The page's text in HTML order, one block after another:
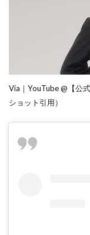
Via｜YouTube @【公
ショット引用）